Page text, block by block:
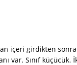
içeri girdikten sonra
var. Sınıf küçücük.